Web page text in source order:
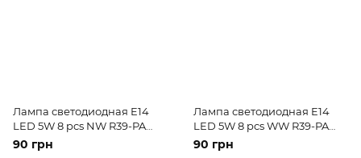
Лампа светодиодная E14
LED 5W 8 pcs NW R39-PA
SMD2835 220V
90 грн
Лампа светодиодная E14
LED 5W 8 pcs WW R39-PA
SMD2835 220V
90 грн